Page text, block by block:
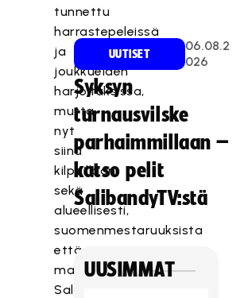
tunnettu
harrastepeleissä
ja
joukkueiden
harjoituksissa,
mutta
nyt
siinä
kilpaillaan
sekä
alueellisesti,
suomenmestaruuksista
että
maailmanmestaruuksista.
Salibandyn
UUTISET
06.08.2
026
Syksyn
turnausvilske
parhaimmillaan –
katso pelit
SalibandyTV:stä
UUSIMMAT